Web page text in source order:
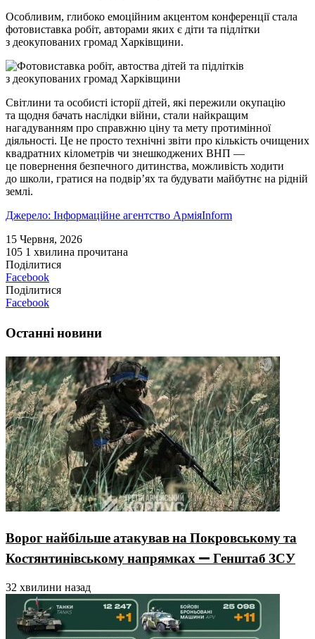
Особливим, глибоко емоційним акцентом конференції стала
фотовиставка робіт, авторами яких є діти та підлітки
з деокупованих громад Харківщини.
Світлини та особисті історії дітей, які пережили окупацію
та щодня бачать наслідки війни, стали найкращим
нагадуванням про справжню ціну та мету протимінної
діяльності. Це не просто технічні звіти про кількість очищених
квадратних кілометрів чи знешкоджених ВНП —
це повернення безпечного дитинства, можливість ходити
до школи, гратися на подвір’ях та будувати майбутнє на рідній
землі.
Джерело: Інформаційне агентство АрміяInform
15 Червня, 2026
105 1 хвилина прочитана
Поділитися
Facebook
Поділитися
Facebook
Останні новини
Ворог найбільше атакував на Покровському та
Костянтинівському напрямках — Генштаб ЗСУ
32 хвилини назад